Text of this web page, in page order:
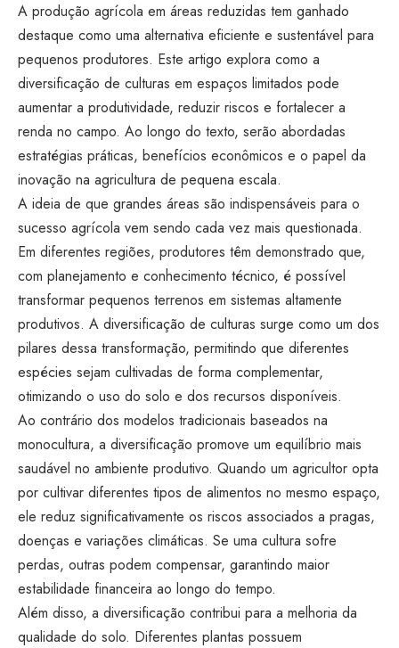
A produção agrícola em áreas reduzidas tem ganhado
destaque como uma alternativa eficiente e sustentável para
pequenos produtores. Este artigo explora como a
diversificação de culturas em espaços limitados pode
aumentar a produtividade, reduzir riscos e fortalecer a
renda no campo. Ao longo do texto, serão abordadas
estratégias práticas, benefícios econômicos e o papel da
inovação na agricultura de pequena escala.
A ideia de que grandes áreas são indispensáveis para o
sucesso agrícola vem sendo cada vez mais questionada.
Em diferentes regiões, produtores têm demonstrado que,
com planejamento e conhecimento técnico, é possível
transformar pequenos terrenos em sistemas altamente
produtivos. A diversificação de culturas surge como um dos
pilares dessa transformação, permitindo que diferentes
espécies sejam cultivadas de forma complementar,
otimizando o uso do solo e dos recursos disponíveis.
Ao contrário dos modelos tradicionais baseados na
monocultura, a diversificação promove um equilíbrio mais
saudável no ambiente produtivo. Quando um agricultor opta
por cultivar diferentes tipos de alimentos no mesmo espaço,
ele reduz significativamente os riscos associados a pragas,
doenças e variações climáticas. Se uma cultura sofre
perdas, outras podem compensar, garantindo maior
estabilidade financeira ao longo do tempo.
Além disso, a diversificação contribui para a melhoria da
qualidade do solo. Diferentes plantas possuem